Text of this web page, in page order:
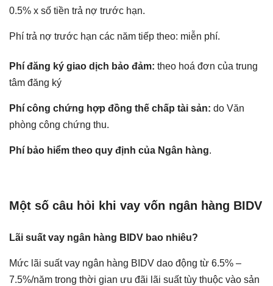
0.5% x số tiền trả nợ trước hạn.
Phí trả nợ trước hạn các năm tiếp theo: miễn phí.
Phí đăng ký giao dịch bảo đảm: theo hoá đơn của trung
tâm đăng ký
Phí công chứng hợp đồng thế chấp tài sản: do Văn
phòng công chứng thu.
Phí bảo hiểm theo quy định của Ngân hàng.
Một số câu hỏi khi vay vốn ngân hàng BIDV
Lãi suất vay ngân hàng BIDV bao nhiêu?
Mức lãi suất vay ngân hàng BIDV dao động từ 6.5% –
7.5%/năm trong thời gian ưu đãi lãi suất tùy thuộc vào sản